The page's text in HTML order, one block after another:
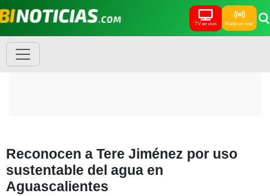
TV en vivo Radio en vivo
Reconocen a Tere Jiménez por uso
sustentable del agua en
Aguascalientes